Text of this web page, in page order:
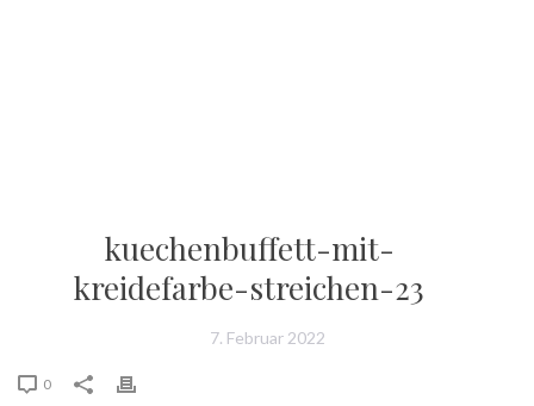
kuechenbuffett-mit-
kreidefarbe-streichen-23
7. Februar 2022
0